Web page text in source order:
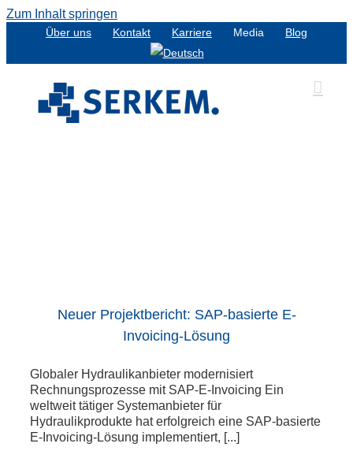
Zum Inhalt springen
Über uns Kontakt Karriere Media Blog
Neuer Projektbericht: SAP-basierte E-
Invoicing-Lösung
Globaler Hydraulikanbieter modernisiert
Rechnungsprozesse mit SAP-E-Invoicing Ein
weltweit tätiger Systemanbieter für
Hydraulikprodukte hat erfolgreich eine SAP-basierte
E-Invoicing-Lösung implementiert, [...]